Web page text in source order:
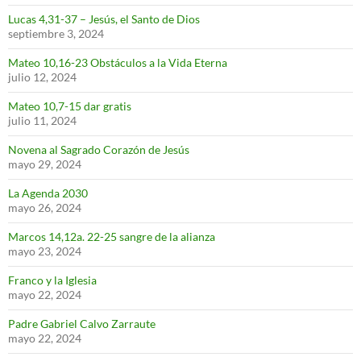
Lucas 4,31-37 – Jesús, el Santo de Dios
septiembre 3, 2024
Mateo 10,16-23 Obstáculos a la Vida Eterna
julio 12, 2024
Mateo 10,7-15 dar gratis
julio 11, 2024
Novena al Sagrado Corazón de Jesús
mayo 29, 2024
La Agenda 2030
mayo 26, 2024
Marcos 14,12a. 22-25 sangre de la alianza
mayo 23, 2024
Franco y la Iglesia
mayo 22, 2024
Padre Gabriel Calvo Zarraute
mayo 22, 2024